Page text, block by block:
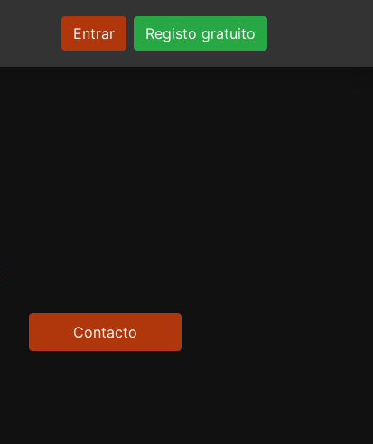
Entrar Registo gratuito
Contacto